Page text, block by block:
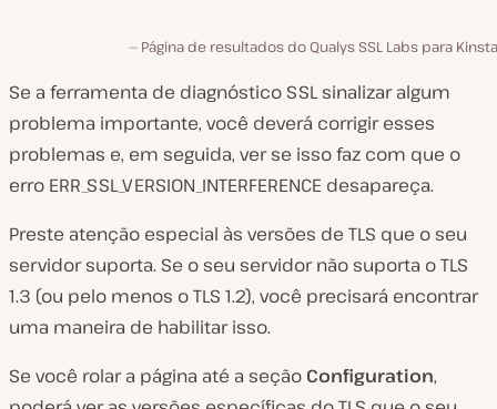
Página de resultados do Qualys SSL Labs para
Se a ferramenta de diagnóstico SSL sinalizar algum
problema importante, você deverá corrigir esses
problemas e, em seguida, ver se isso faz com que o
erro ERR_SSL_VERSION_INTERFERENCE desapareça.
Preste atenção especial às versões de TLS que o seu
servidor suporta. Se o seu servidor não suporta o TLS
1.3 (ou pelo menos o TLS 1.2), você precisará encontrar
uma maneira de habilitar isso.
Se você rolar a página até a seção Configuration,